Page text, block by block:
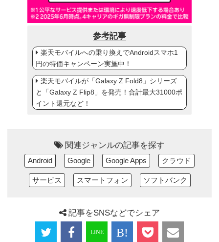
参考記事
楽天モバイルへの乗り換えでAndroidスマホ1
円の特価キャンペーン実施中！
楽天モバイルが「Galaxy Z Fold8」シリーズ
と「Galaxy Z Flip8」を発売！合計最大31000ポ
イント還元など！
関連ジャンルの記事を探す
Android Google Google Apps クラウド
サービス スマートフォン ソフトバンク
記事をSNSなどでシェア